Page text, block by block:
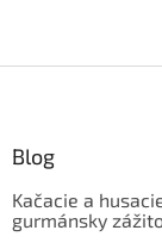
Blog
Kačacie a
gurmánsky